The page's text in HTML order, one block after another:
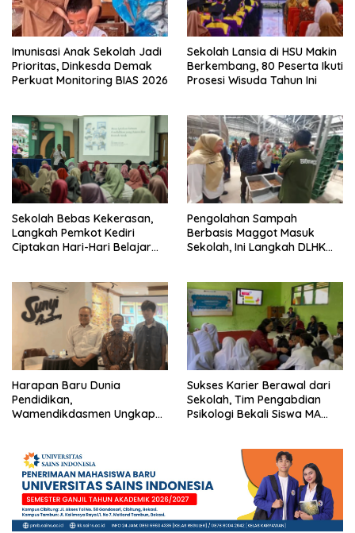
Imunisasi Anak Sekolah Jadi
Prioritas, Dinkesda Demak
Perkuat Monitoring BIAS 2026
Sekolah Lansia di HSU Makin
Berkembang, 80 Peserta Ikuti
Prosesi Wisuda Tahun Ini
Sekolah Bebas Kekerasan,
Langkah Pemkot Kediri
Ciptakan Hari-Hari Belajar
Pengolahan Sampah
Berbasis Maggot Masuk
Sekolah, Ini Langkah DLHK
Harapan Baru Dunia
Pendidikan,
Wamendikdasmen Ungkap
Sukses Karier Berawal dari
Sekolah, Tim Pengabdian
Psikologi Bekali Siswa MA